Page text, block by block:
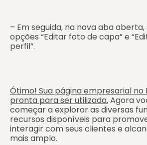
– Em seguida, na nova aba
opções “Editar foto de capa” e
perfil”.
Ótimo! Sua página empresarial
pronta para ser utilizada. Agora
começar a explorar as diversas
recursos disponíveis para
interagir com seus clientes e
mais amplo.